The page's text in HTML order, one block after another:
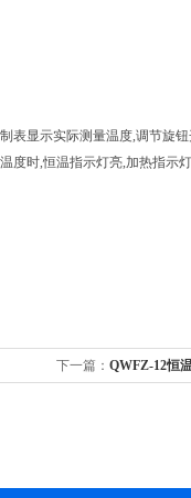
表显示实际测量温度,调节旋
度时,恒温指示灯亮,加热指
下一篇： QWFZ-12恒